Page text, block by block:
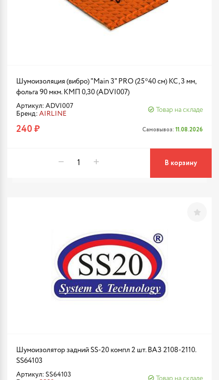
Шумоизоляция (вибро) "Main 3" PRO (25*40 см) КС, 3 мм,
фольга 90 мкм. КМП 0,30 (ADVI007)
Артикул: ADVI007
Бренд: AIRLINE
Товар на складе
240 ₽ Самовывоз: 11.08.2026
В корзину
Шумоизолятор задний SS-20 компл 2 шт. ВАЗ 2108-2110.
SS64103
Артикул: SS64103
Товар на складе